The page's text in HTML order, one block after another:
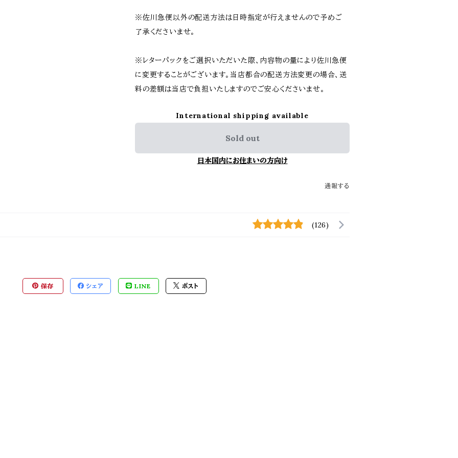
※佐川急便以外の配送方法は日時指定が行えませんので予めご
了承くださいませ。
※レターパックをご選択いただいた際、内容物の量により佐川急便
に変更することがございます。当店都合の配送方法変更の場合、送
料の差額は当店で負担いたしますのでご安心くださいませ。
International shipping available
Sold out
日本国内にお住まいの方向け
通報する
(126)
保存 シェア LINE ポスト